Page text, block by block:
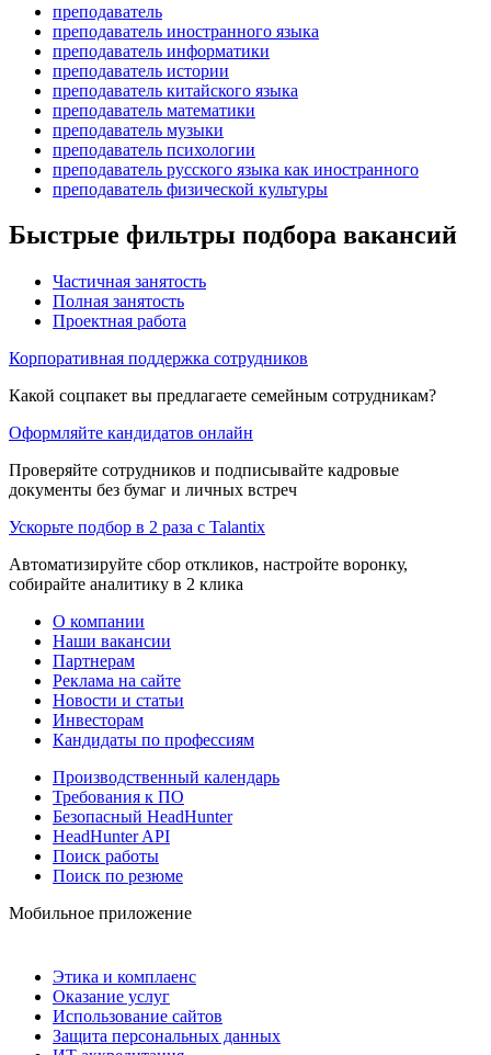
преподаватель
преподаватель иностранного языка
преподаватель информатики
преподаватель истории
преподаватель китайского языка
преподаватель математики
преподаватель музыки
преподаватель психологии
преподаватель русского языка как иностранного
преподаватель физической культуры
Быстрые фильтры подбора вакансий
Частичная занятость
Полная занятость
Проектная работа
Корпоративная поддержка сотрудников
Какой соцпакет вы предлагаете семейным сотрудникам?
Оформляйте кандидатов онлайн
Проверяйте сотрудников и подписывайте кадровые
документы без бумаг и личных встреч
Ускорьте подбор в 2 раза с Talantix
Автоматизируйте сбор откликов, настройте воронку,
собирайте аналитику в 2 клика
О компании
Наши вакансии
Партнерам
Реклама на сайте
Новости и статьи
Инвесторам
Кандидаты по профессиям
Производственный календарь
Требования к ПО
Безопасный HeadHunter
HeadHunter API
Поиск работы
Поиск по резюме
Мобильное приложение
Этика и комплаенс
Оказание услуг
Использование сайтов
Защита персональных данных